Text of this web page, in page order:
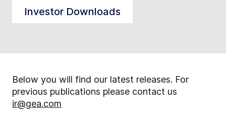
Investor Downloads
Below you will find our latest releases. For
previous publications please contact us
ir@gea.com